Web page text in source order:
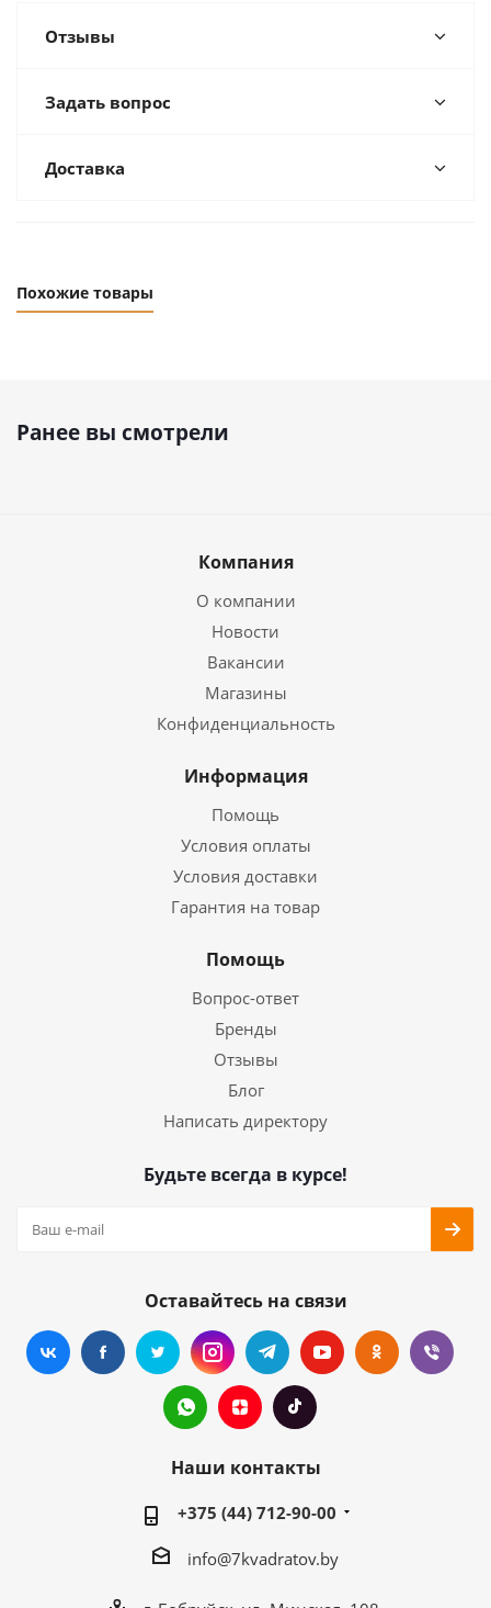
Отзывы
Задать вопрос
Доставка
Похожие товары
Ранее вы смотрели
Компания
О компании
Новости
Вакансии
Магазины
Конфиденциальность
Информация
Помощь
Условия оплаты
Условия доставки
Гарантия на товар
Помощь
Вопрос-ответ
Бренды
Отзывы
Блог
Написать директору
Будьте всегда в курсе!
Оставайтесь на связи
Наши контакты
+375 (44) 712-90-00
info@7kvadratov.by